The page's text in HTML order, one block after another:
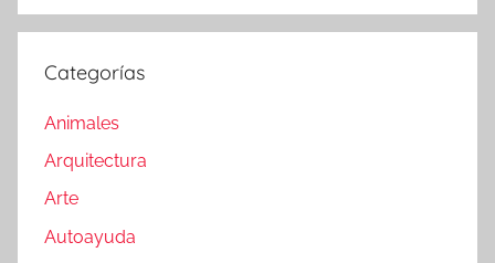
Categorías
Animales
Arquitectura
Arte
Autoayuda